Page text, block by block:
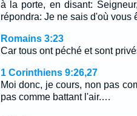
à la porte, en disant:
répondra: Je ne sais d'où vous
Romains 3:23
Car tous ont péché et sont
1 Corinthiens 9:26,27
Moi donc, je cours, non pas
pas comme battant l'air.…